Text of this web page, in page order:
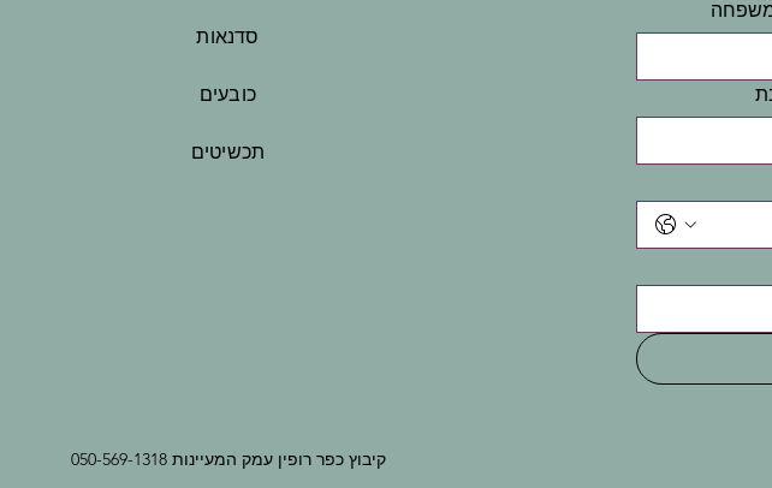
סדנאות
כובעים
תכשיטים
קיבוץ כפר רופין עמק המעיינות 050-569-1318